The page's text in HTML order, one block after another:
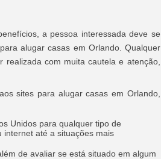
a pessoa interessada deve se
alugar casas em Orlando. Qualquer
com muita cautela e atenção,
sites para alugar casas em Orlando,
Unidos para qualquer tipo de
internet até a situações mais
de avaliar se está situado em algum